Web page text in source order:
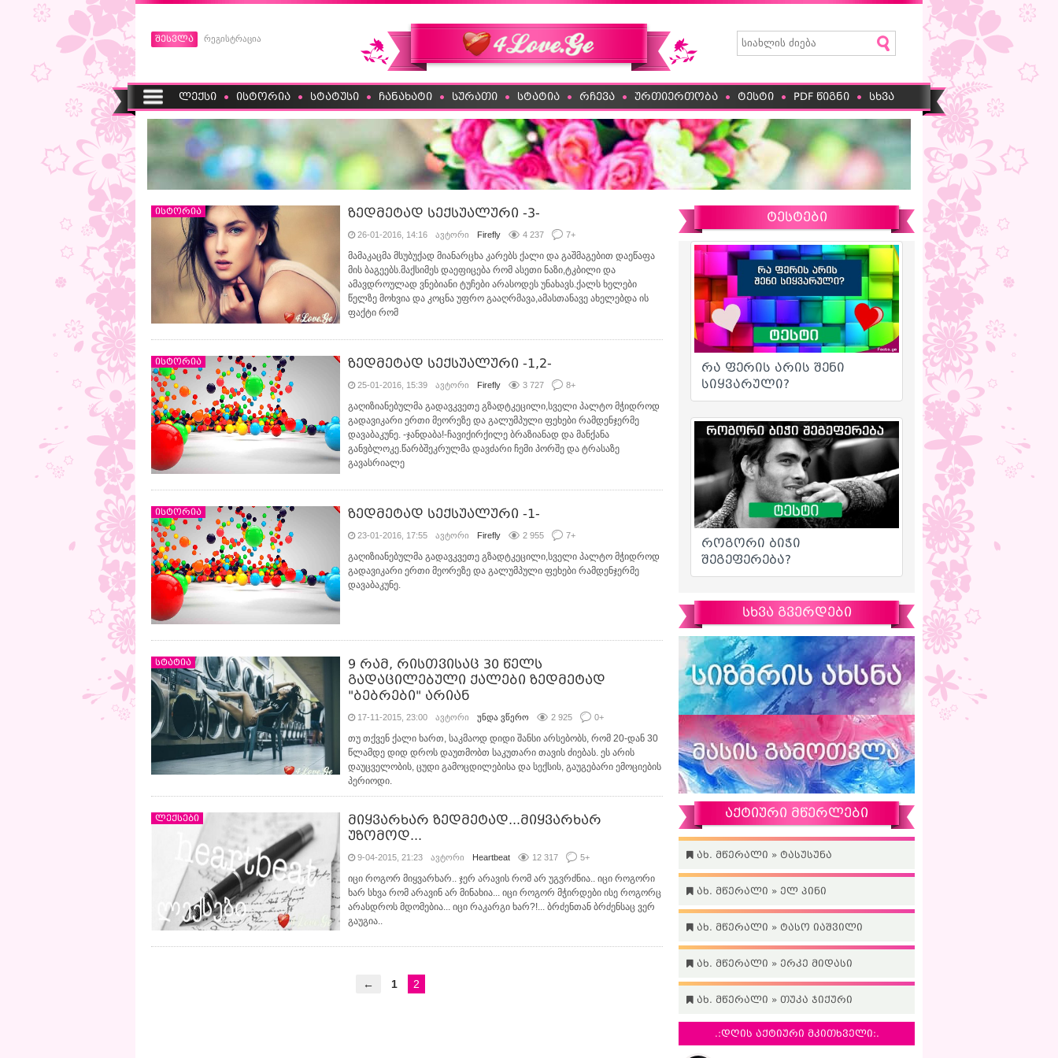
შესვლა რეგისტრაცია
ლექსი ისტორია სტატუსი ჩანახატი სურათი სტატია რჩევა ურთიერთობა ტესტი PDF წიგნი სხვა
ისტორია ზედმეტად სექსუალური -3-
26-01-2016, 14:16 ავტორი Firefly 4 237 7+
მამაკაცმა მსუბუქად მიანარცხა კარებს ქალი და გაშმაგებით დაეწაფა
მის ბაგეებს.მაქსიმეს დაეფიცება რომ ასეთი ნაზი,ტკბილი და
ამავდროულად ვნებიანი ტუჩები არასოდეს უნახავს.ქალს ხელები
წელზე მოხვია და კოცნა უფრო გააღრმავა,ამასთანავე ახელებდა ის
ფაქტი რომ
ისტორია ზედმეტად სექსუალური -1,2-
25-01-2016, 15:39 ავტორი Firefly 3 727 8+
გაღიზიანებულმა გადავკვეთე გზადტკეცილი,სველი პალტო მჭიდროდ
გადავიკარი ერთი მეორეზე და გალუმპული ფეხები რამდენჯერმე
დავაბაკუნე. -ჯანდაბა!-ჩავიქირქილე ბრაზიანად და მანქანა
განვბლოკე.წარბშეკრულმა დავძარი ჩემი პორშე და ტრასაზე
გავასრიალე
ისტორია ზედმეტად სექსუალური -1-
23-01-2016, 17:55 ავტორი Firefly 2 955 7+
გაღიზიანებულმა გადავკვეთე გზადტკეცილი,სველი პალტო მჭიდროდ
გადავიკარი ერთი მეორეზე და გალუმპული ფეხები რამდენჯერმე
დავაბაკუნე.
სტატია
9 რამ, რისთვისაც 30 წელს
გადაცილებული ქალები ზედმეტად
"ბებრები" არიან
17-11-2015, 23:00 ავტორი უნდა ვწერო 2 925 0+
თუ თქვენ ქალი ხართ, საკმაოდ დიდი შანსი არსებობს, რომ 20-დან 30
წლამდე დიდ დროს დაუთმობთ საკუთარი თავის ძიებას. ეს არის
დაუცველობის, ცუდი გამოცდილებისა და სექსის, გაუგებარი ემოციების
პერიოდი.
ლექსები
მიყვარხარ ზედმეტად...მიყვარხარ
უზომოდ...
9-04-2015, 21:23 ავტორი Heartbeat 12 317 5+
იცი როგორ მიყვარხარ.. ჯერ არავის რომ არ უგვრძნია.. იცი როგორი
ხარ სხვა რომ არავინ არ მინახია... იცი როგორ მჭირდები ისე როგორც
არასდროს მდომებია... იცი რაკარგი ხარ?!... ბრძენთან ბრძენსაც ვერ
გაუგია..
← 1 2
ტესტები
სხვა გვერდები
აქტიური მწერლები
ახ. მწერალი » ტასუსუნა
ახ. მწერალი » ელ პინი
ახ. მწერალი » ტასო იაშვილი
ახ. მწერალი » ერკე მიდასი
ახ. მწერალი » თუკა ჯიქური
.:დღის აქტიური მკითხველი:.